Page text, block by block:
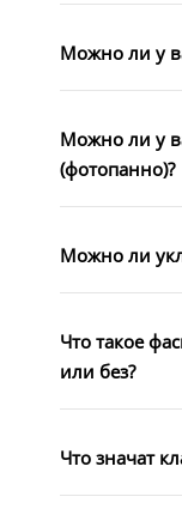
Можно ли у
Можно ли у
(фотопанно)?
Можно ли
Что такое
или без?
Что значат